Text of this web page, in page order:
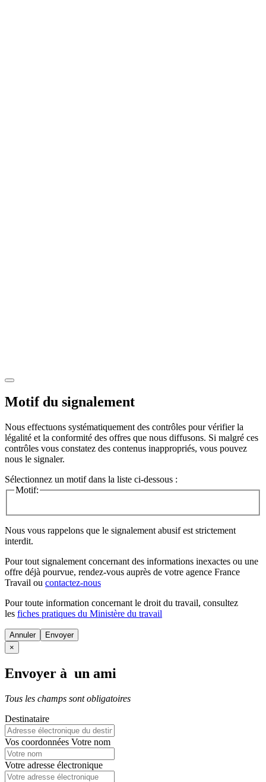
Motif du signalement
Nous effectuons systématiquement des contrôles pour vérifier la
légalité et la conformité des offres que nous diffusons. Si malgré ces
contrôles vous constatez des contenus inappropriés, vous pouvez
nous le signaler.
Sélectionnez un motif dans la liste ci-dessous :
Motif:
Nous vous rappelons que le signalement abusif est strictement
interdit.
Pour tout signalement concernant des informations inexactes ou une
offre déjà pourvue, rendez-vous auprès de votre agence France
Travail ou contactez-nous
Pour toute information concernant le droit du travail, consultez
les fiches pratiques du Ministère du travail
Annuler
×
Envoyer à un ami
Tous les champs sont obligatoires
Destinataire
Vos coordonnées Votre nom
Votre adresse électronique